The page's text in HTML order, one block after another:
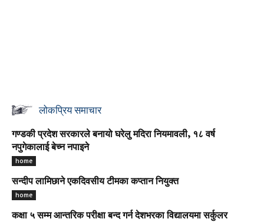
लोकप्रिय समाचार
गण्डकी प्रदेश सरकारले बनायो घरेलु मदिरा नियमावली, १८ वर्ष
नपुगेकालाई बेच्न नपाइने
home
सन्दीप लामिछाने एकदिवसीय टीमका कप्तान नियुक्त
home
कक्षा ५ सम्म आन्तरिक परीक्षा बन्द गर्न देशभरका विद्यालयमा सर्कुलर